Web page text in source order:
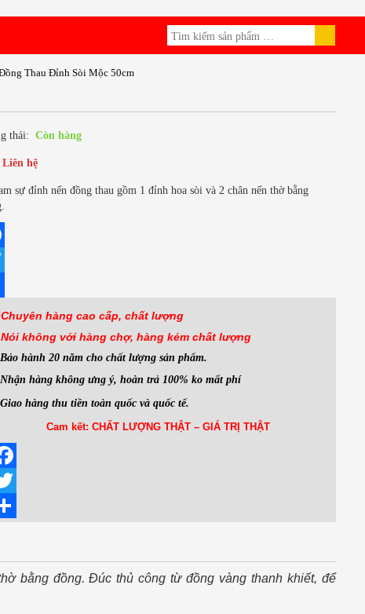
Thau Đỉnh Sòi Mộc 50cm
thái: Còn hàng
Liên hệ
sự đỉnh nến đồng thau gồm 1 đỉnh hoa sòi và 2 chân nến thờ bằng
hàng cao cấp, chất lượng
Nói không với hàngchợ, hàng kém chất lượng
hành 20 năm cho chất lượng sản phẩm.
hàng không ưng ý, hoàn trả 100% ko mất phí
hàng thu tiền toàn quốc và quốc tế.
Cam kết: CHẤT LƯỢNG THẬT – GIÁ TRỊ THẬT
bằng đồng. Đúc thủ công từ đồng vàng thanh khiết, để